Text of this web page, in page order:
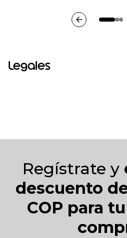
Legales
Regístrate y
descuento
COP para